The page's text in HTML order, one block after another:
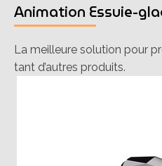
Animation Essuie-
La meilleure solution pour
tant d’autres produits.